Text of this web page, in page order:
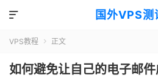
国外VPS测

VPS教程  正文
如何避免让自己的电子邮件